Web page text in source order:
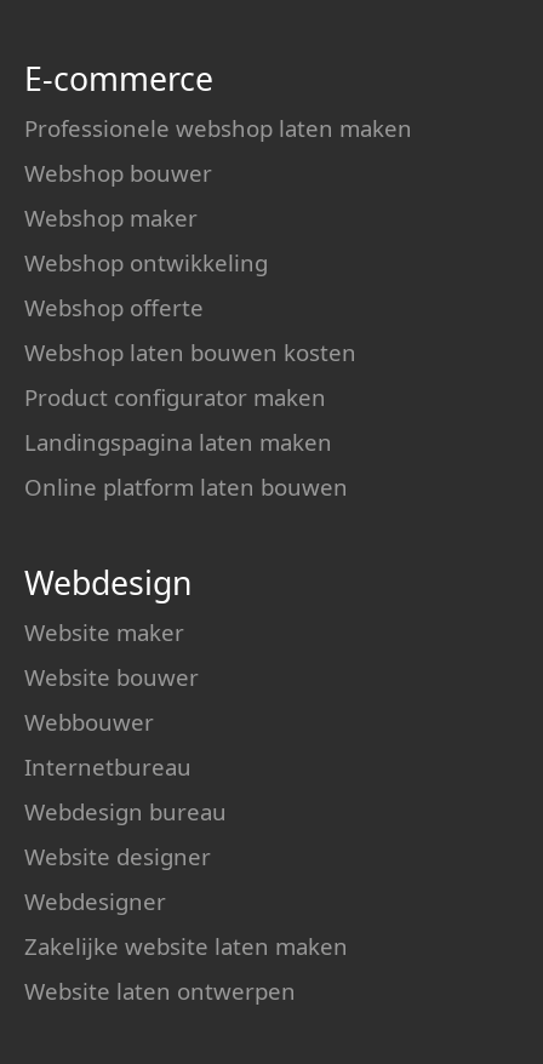
E-commerce
Professionele webshop laten maken
Webshop bouwer
Webshop maker
Webshop ontwikkeling
Webshop offerte
Webshop laten bouwen kosten
Product configurator maken
Landingspagina laten maken
Online platform laten bouwen
Webdesign
Website maker
Website bouwer
Webbouwer
Internetbureau
Webdesign bureau
Website designer
Webdesigner
Zakelijke website laten maken
Website laten ontwerpen